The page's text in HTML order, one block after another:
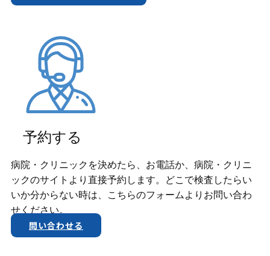
予約する
病院・クリニックを決めたら、お電話か、​病院・クリニ
ックのサイトより直接予約します。どこで検査したらい
いか分からない時は、こちらのフォームよりお問い合わ
せください。
問い合わせる